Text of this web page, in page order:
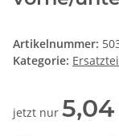
Artikelnummer:
Kategorie:
jetzt nur